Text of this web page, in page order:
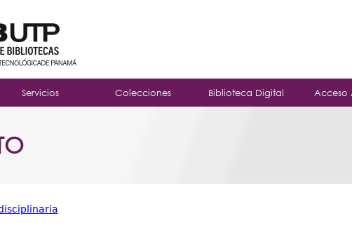
Servicios Colecciones Biblioteca Digital Acceso